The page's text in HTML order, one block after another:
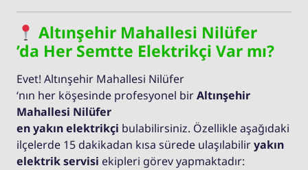
Altınşehir Mahallesi Nilüfer
’da Her Semtte Elektrikçi Var mı?
Evet! Altınşehir Mahallesi Nilüfer
‘nın her köşesinde profesyonel birAltınşehir
Mahallesi Nilüfer
en yakın elektrikçi bulabilirsiniz. Özellikle aşağıdaki
ilçelerde 15 dakikadan kısa sürede ulaşılabiliryakın
elektrik servisi ekipleri görev yapmaktadır: